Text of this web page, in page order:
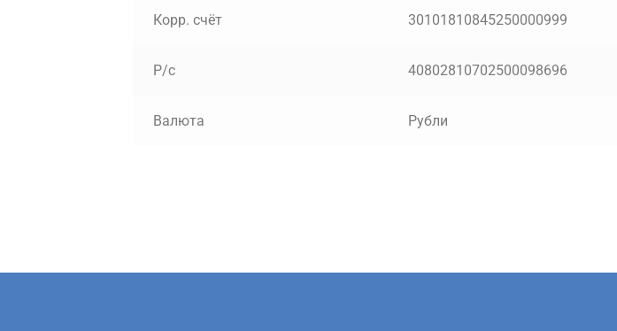
Корр. счёт 30101810845250000999
Р/с 40802810702500098696
Валюта Рубли